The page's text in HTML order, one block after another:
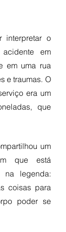
interpretar o
em
em uma rua
e traumas. O
era um
que
um
que está
na legenda:
coisas para
poder se